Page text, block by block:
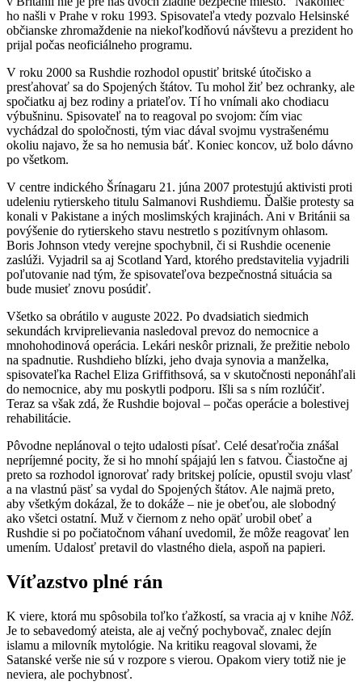
ho našli v Prahe v roku 1993. Spisovateľa vtedy pozvalo Helsinské
občianske zhromaždenie na niekoľkodňovú návštevu a prezident ho
prijal počas neoficiálneho programu.
V roku 2000 sa Rushdie rozhodol opustiť britské útočisko a
presťahovať sa do Spojených štátov. Tu mohol žiť bez ochranky, ale
spočiatku aj bez rodiny a priateľov. Tí ho vnímali ako chodiacu
výbušninu. Spisovateľ na to reagoval po svojom: čím viac
vychádzal do spoločnosti, tým viac dával svojmu vystrašenému
okoliu najavo, že sa ho nemusia báť. Koniec koncov, už bolo dávno
po všetkom.
V centre indického Šrínagaru 21. júna 2007 protestujú aktivisti proti
udeleniu rytierskeho titulu Salmanovi Rushdiemu. Ďalšie protesty sa
konali v Pakistane a iných moslimských krajinách. Ani v Británii sa
povýšenie do rytierskeho stavu nestretlo s pozitívnym ohlasom.
Boris Johnson vtedy verejne spochybnil, či si Rushdie ocenenie
zaslúži. Vyjadril sa aj Scotland Yard, ktorého predstavitelia vyjadrili
poľutovanie nad tým, že spisovateľova bezpečnostná situácia sa
bude musieť znovu posúdiť.
Všetko sa obrátilo v auguste 2022. Po dvadsiatich siedmich
sekundách krviprelievania nasledoval prevoz do nemocnice a
mnohohodinová operácia. Lekári neskôr priznali, že prežitie nebolo
na spadnutie. Rushdieho blízki, jeho dvaja synovia a manželka,
spisovateľka Rachel Eliza Griffithsová, sa v skutočnosti neponáhľali
do nemocnice, aby mu poskytli podporu. Išli sa s ním rozlúčiť.
Teraz sa však zdá, že Rushdie bojoval – počas operácie a bolestivej
rehabilitácie.
Pôvodne neplánoval o tejto udalosti písať. Celé desaťročia znášal
nepríjemné pocity, že si ho mnohí spájajú len s fatvou. Čiastočne aj
preto sa rozhodol ignorovať rady britskej polície, opustil svoju vlasť
a na vlastnú päsť sa vydal do Spojených štátov. Ale najmä preto,
aby všetkým dokázal, že to dokáže – nie je obeťou, ale slobodný
ako všetci ostatní. Muž v čiernom z neho opäť urobil obeť a
Rushdie si po počiatočnom váhaní uvedomil, že môže reagovať len
umením. Udalosť pretavil do vlastného diela, aspoň na papieri.
Víťazstvo plné rán
K viere, ktorá mu spôsobila toľko ťažkostí, sa vracia aj v knihe Nôž.
Je to sebavedomý ateista, ale aj večný pochybovač, znalec dejín
islamu a milovník mytológie. Na kritiku reagoval slovami, že
Satanské verše nie sú v rozpore s vierou. Opakom viery totiž nie je
neviera, ale pochybnosť.